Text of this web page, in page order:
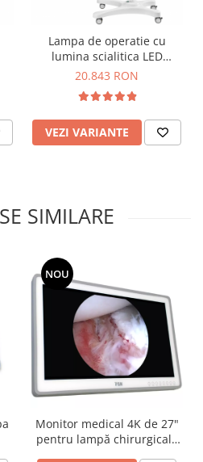
Lampa de operatie cu
lumina scialitica LED
PENTALED12
20.843 RON
VEZI VARIANTE
SIMILARE
NOU
Monitor medical 4K de 27"
pentru lampă chirurgicală